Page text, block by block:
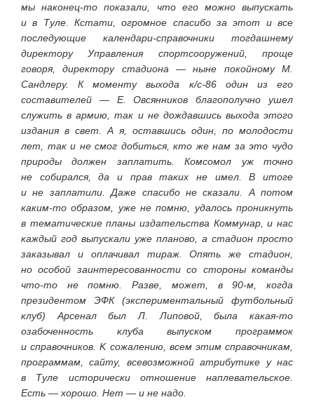
мы наконец-то показали, что его можно выпускать
и в Туле. Кстати, огромное спасибо за этот и все
последующие календари-справочники тогдашнему
директору Управления спортсооружений, проще
говоря, директору стадиона — ныне покойному М.
Сандлеру. К моменту выхода к/с-86 один из его
составителей — Е. Овсянников благополучно ушел
служить в армию, так и не дождавшись выхода этого
издания в свет. А я, оставшись один, по молодости
лет, так и не смог добиться, кто же нам за это чудо
природы должен заплатить. Комсомол уж точно
не собирался, да и прав таких не имел. В итоге
и не заплатили. Даже спасибо не сказали. А потом
каким-то образом, уже не помню, удалось проникнуть
в тематические планы издательства Коммунар, и нас
каждый год выпускали уже планово, а стадион просто
заказывал и оплачивал тираж. Опять же стадион,
но особой заинтересованности со стороны команды
что-то не помню. Разве, может, в 90-м, когда
президентом ЭФК (экспериментальный футбольный
клуб) Арсенал был Л. Липовой, была какая-то
озабоченность клуба выпуском программок
и справочников. K сожалению, всем этим справочникам,
программам, сайту, всевозможной атрибутике у нас
в Туле исторически отношение наплевательское.
Есть — хорошо. Нет — и не надо.